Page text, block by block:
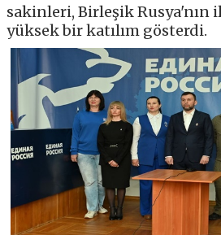
sakinleri, Birleşik Rusya'nın
yüksek bir katılım gösterdi.